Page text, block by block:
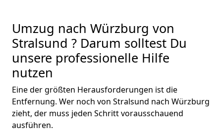
Umzug nach Würzburg von
Stralsund ? Darum solltest Du
unsere professionelle Hilfe
nutzen
Eine der größten Herausforderungen ist die
Entfernung. Wer noch von Stralsund nach Würzburg
zieht, der muss jeden Schritt vorausschauend
ausführen.